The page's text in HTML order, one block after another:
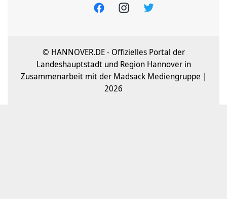
© HANNOVER.DE - Offizielles Portal der
Landeshauptstadt und Region Hannover in
Zusammenarbeit mit der Madsack Mediengruppe |
2026